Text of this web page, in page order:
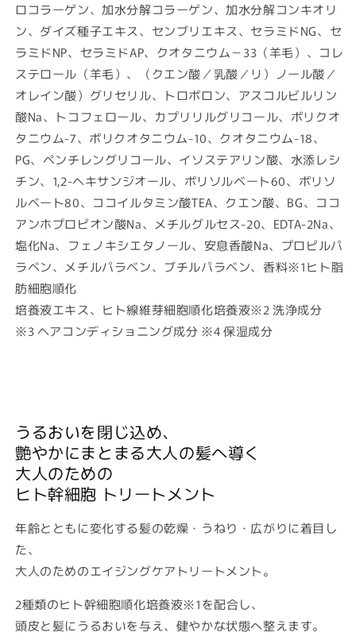
ロコラーゲン、加水分解コラーゲン、加水分解コンキオリ
ン、ダイズ種子エキス、センブリエキス、セラミドNG、セ
ラミドNP、セラミドAP、クオタニウム－33（羊毛）、コレ
ステロール（羊毛）、（クエン酸／乳酸／リ）ノール酸／
オレイン酸）グリセリル、トロポロン、アスコルビルリン
酸Na、トコフェロール、カプリリルグリコール、ポリクオ
タニウム-7、ポリクオタニウム-10、クオタニウム-18、
PG、ペンチレングリコール、イソステアリン酸、水添レシ
チン、1,2-ヘキサンジオール、ポリソルベート60、ポリソ
ルベート80、ココイルタミン酸TEA、クエン酸、BG、ココ
アンホプロピオン酸Na、メチルグルセス-20、EDTA-2Na、
塩化Na、フェノキシエタノール、安息香酸Na、プロピルパ
ラベン、メチルパラベン、ブチルパラベン、香料※1ヒト脂
肪細胞順化
培養液エキス、ヒト線維芽細胞順化培養液※2 洗浄成分
※3 ヘアコンディショニング成分 ※4 保湿成分
うるおいを閉じ込め、
艶やかにまとまる大人の髪へ導く
大人のための
ヒト幹細胞 トリートメント
年齢とともに変化する髪の乾燥・うねり・広がりに着目し
た、
大人のためのエイジングケアトリートメント。
2種類のヒト幹細胞順化培養液※1を配合し、
頭皮と髪にうるおいを与え、健やかな状態へ整えます。